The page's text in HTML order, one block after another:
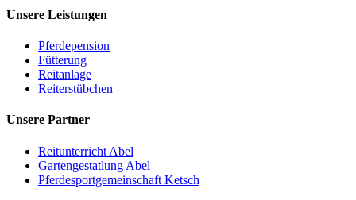
Unsere Leistungen
Pferdepension
Fütterung
Reitanlage
Reiterstübchen
Unsere Partner
Reitunterricht Abel
Gartengestatlung Abel
Pferdesportgemeinschaft Ketsch